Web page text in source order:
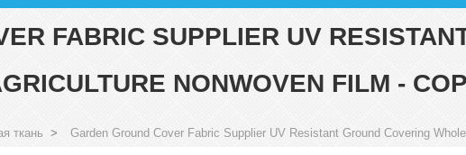
FABRIC SUPPLIER UV
NONWOVEN FILM -
ткань > Garden Ground Cover Fabric Supplier UV Resistant Ground Covering